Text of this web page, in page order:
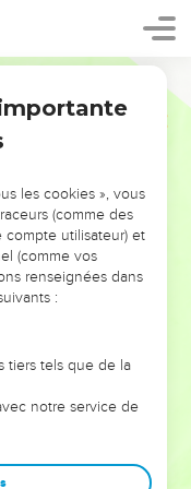
!
ÉVITER LES
doutes, les erreurs
alors même que ce
et responsables
afin que leurs erreurs
les cookies », vous
(comme des
utilisateur) et
(comme vos
renseignées dans
:
tiers tels que de la
notre service de